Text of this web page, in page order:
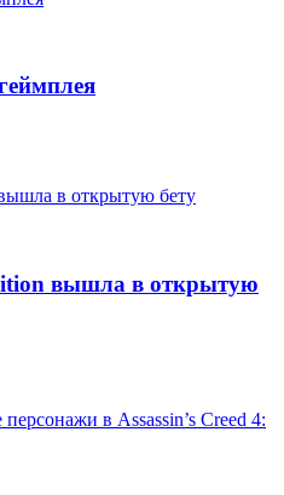
вышла в открытую